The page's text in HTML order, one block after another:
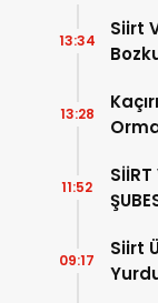
Siirt
13:34
13:28
11:52
Siirt
09:17